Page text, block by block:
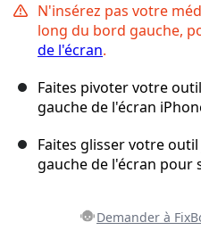
N'insérez pas votre
long du bord gauche,
de l'écran.
Faites pivoter votre
gauche de l'écran
Faites glisser votre
gauche de l'écran pour
Demander à